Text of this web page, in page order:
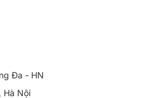
Đa - HN
Hà Nội